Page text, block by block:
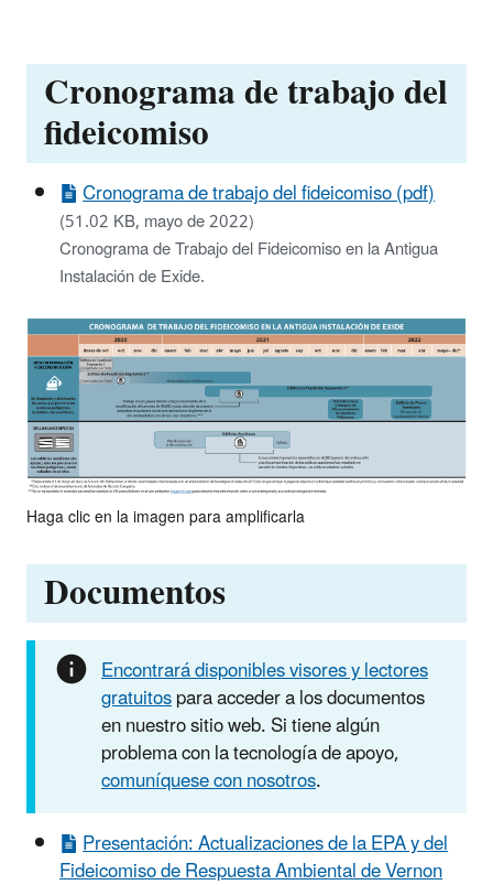
Cronograma de trabajo del
fideicomiso
Cronograma de trabajo del fideicomiso (pdf)
(51.02 KB, mayo de 2022)
Cronograma de Trabajo del Fideicomiso en la Antigua
Instalación de Exide.
Haga clic en la imagen para amplificarla
Documentos
Encontrará disponibles visores y lectores
gratuitospara acceder a los documentos
en nuestro sitio web. Si tiene algún
problema con la tecnología de apoyo,
comuníquese con nosotros.
Presentación: Actualizaciones de la EPA y del
Fideicomiso de Respuesta Ambiental de Vernon